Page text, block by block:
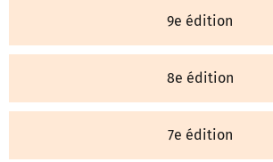
9e édition
8e édition
7e édition